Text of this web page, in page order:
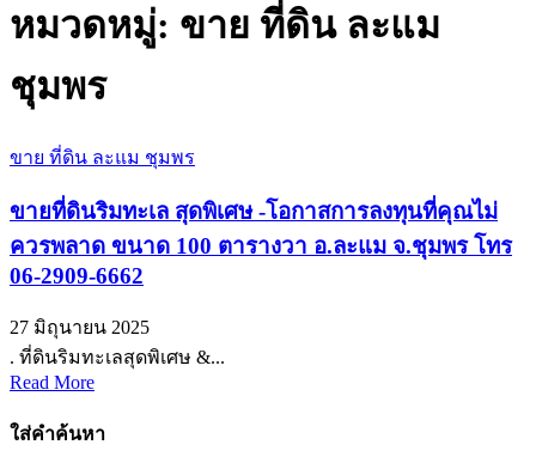
หมวดหมู่: ขาย ที่ดิน ละแม
ชุมพร
ขาย ที่ดิน ละแม ชุมพร
ขายที่ดินริมทะเล สุดพิเศษ -โอกาสการลงทุนที่คุณไม่
ควรพลาด ขนาด 100 ตารางวา อ.ละแม จ.ชุมพร โทร
06-2909-6662
27 มิถุนายน 2025
. ที่ดินริมทะเลสุดพิเศษ &...
Read More
ใส่คำค้นหา